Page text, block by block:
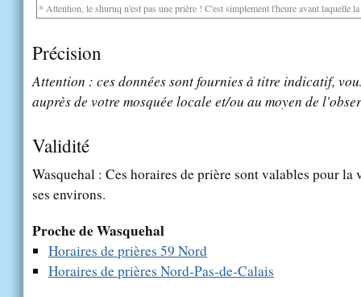
* Attention, le shuruq n'est pas une prière ! C'est simplement l'heure avant laquelle
Précision
Attention : ces données sont fournies à titre indicatif,
auprès de votre mosquée locale et/ou au moyen de
Validité
Wasquehal : Ces horaires de prière sont valables pour
ses environs.
Proche de Wasquehal
Horaires de prières 59 Nord
Horaires de prières Nord-Pas-de-Calais